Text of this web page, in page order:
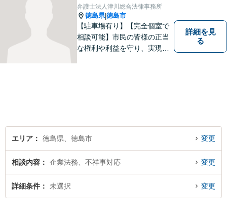
弁護士法人津川総合法律事務所
徳島県|徳島市
【駐車場有り】【完全個室で
相談可能】市民の皆様の正当
な権利や利益を守り、実現す
詳細を見
る
エリア 徳島県、徳島市 変更
相談内容 企業法務、不祥事対応 変更
詳細条件 未選択 変更